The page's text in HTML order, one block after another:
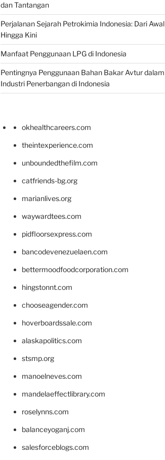
dan Tantangan
Perjalanan Sejarah Petrokimia Indonesia: Dari Awal
Hingga Kini
Manfaat Penggunaan LPG di Indonesia
Pentingnya Penggunaan Bahan Bakar Avtur dalam
Industri Penerbangan di Indonesia
okhealthcareers.com
theintexperience.com
unboundedthefilm.com
catfriends-bg.org
marianlives.org
waywardtees.com
pidfloorsexpress.com
bancodevenezuelaen.com
bettermoodfoodcorporation.com
hingstonnt.com
chooseagender.com
hoverboardssale.com
alaskapolitics.com
stsmp.org
manoelneves.com
mandelaeffectlibrary.com
roselynns.com
balanceyoganj.com
salesforceblogs.com